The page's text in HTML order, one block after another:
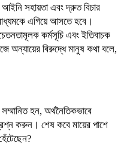
আইনি সহায়তা এবং দ্রুত বিচার
এগিয়ে আসতে হবে।
কর্মসূচি এবং ইতিবাচক
অন্যায়ের বিরুদ্ধে মানুষ কথা বলে,
হন, অর্থনৈতিকভাবে
করুন। শেষ কবে মায়ের পাশে